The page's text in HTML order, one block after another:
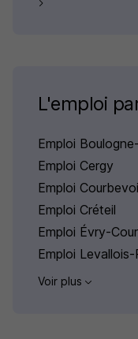
L'emploi
Emploi
Emploi Cergy
Emploi
Emploi Créteil
Emploi Évry-
Emploi
Voir plus